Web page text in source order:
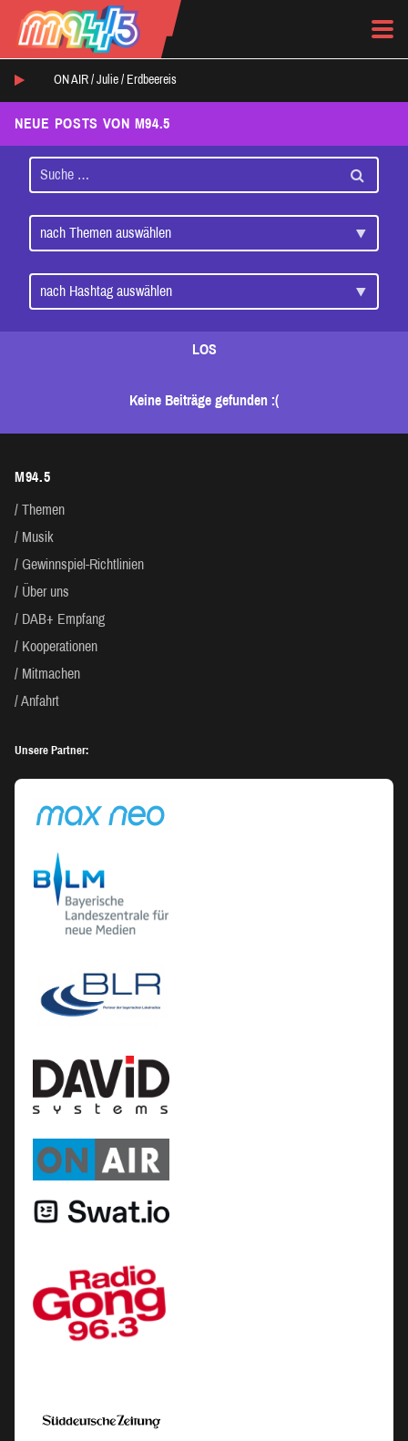
ON AIR / Julie / Erdbeereis
NEUE POSTS VON M94.5
LOS
Keine Beiträge gefunden :(
M94.5
Themen
Musik
Gewinnspiel-Richtlinien
Über uns
DAB+ Empfang
Kooperationen
Mitmachen
Anfahrt
Unsere Partner: